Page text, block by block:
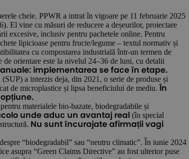
cheie. PPWR a intrat în vigoare pe 11 februarie 2025
El vine cu măsuri de reducere a deșeurilor, proiectare
excesive, inclusiv pentru pachetele online. Pentru
lipicioase pentru fructe/legume – textul normativ și
cu compostarea industrială într-un termen de
orientare este la nivelul 24–36 de luni, cu detalii
implementarea se face în etape.
a interzis deja, din 2021, o serie de produse și
de microplastice și lipsa beneficiului de mediu. În
materialele bio-bazate, biodegradabile și
unde aduc un avantaj real (în special
Nu sunt încurajate afirmații vagi
“biodegradabil” sau “neutru climatic”. În iunie 2024
asupra “Green Claims Directive” au fost ulterior puse